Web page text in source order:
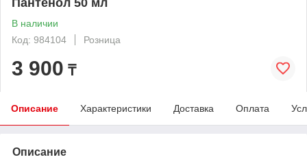
В наличии
Код: 984104
Розница
3 900 ₸
Описание Характеристики Доставка Оплата
Описание